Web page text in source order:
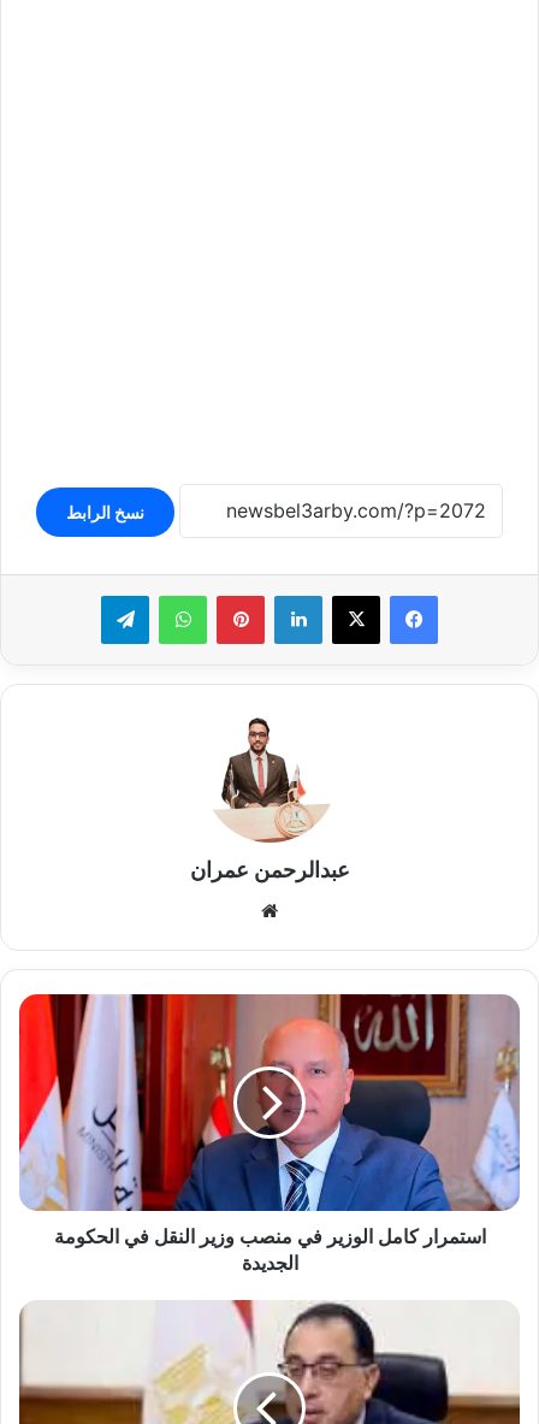
نسخ الرابط
لينكدإن بينتيريستواتساب تيلقرام
عبدالرحمن عمران
استمرار
الوزير
في
منصب
وزير
النقل
الحكومة
الجديدةاستمرار كامل الوزير في منصب وزير النقل في الحكومة
الجديدة
تغييرات
المحافظين